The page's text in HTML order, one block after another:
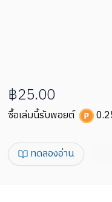
฿25.00
ซื้อเล่มนี้รับพอยต์
ทดลองอ่าน